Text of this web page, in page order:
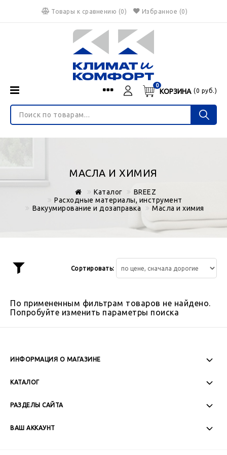
Товары к сравнению (0) Избранное (0)
Menu
Войти
€ $ руб.
КОРЗИНА
0
(0 руб.)
О нас
НЕ ЯВЛЯЕТСЯ ПУБЛИЧНОЙ ОФЕРТОЙ
Доставка и оплата
Блог
Контакты
МАСЛА И ХИМИЯ
Каталог
BREEZ
Расходные материалы, инструмент
Вакуумирование и дозаправка
Масла и химия
Сортировать:
По примененным фильтрам товаров не найдено.
Попробуйте изменить параметры поиска
ИНФОРМАЦИЯ О МАГАЗИНЕ
Сб-Вс: Выходной
КАТАЛОГ
РАЗДЕЛЫ САЙТА
ВАШ АККАУНТ